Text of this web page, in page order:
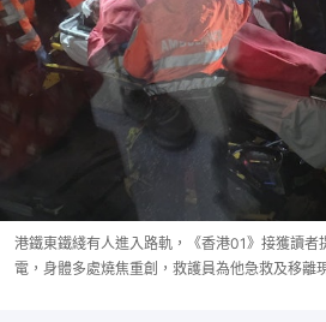
港鐵東鐵綫有人進入路軌，《香港01》接獲讀者
電，身體多處燒焦重創，救護員為他急救及移離